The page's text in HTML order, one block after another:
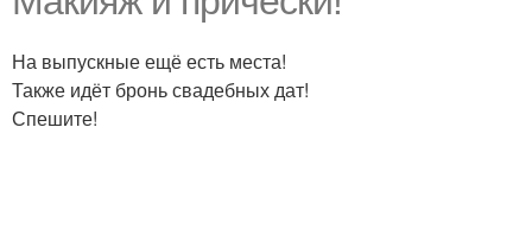
На выпускные ещё есть места!
Также идёт бронь свадебных дат!
Спешите!